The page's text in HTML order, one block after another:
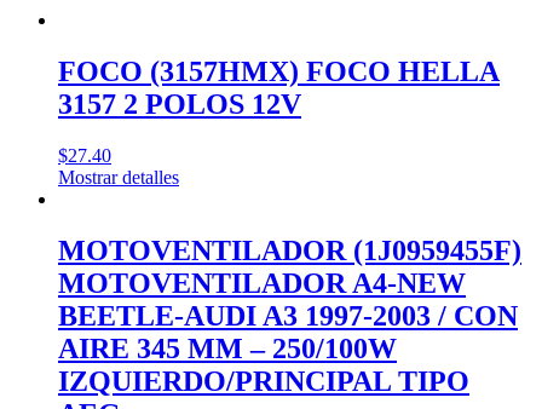
FOCO (3157HMX) FOCO HELLA
3157 2 POLOS 12V
$27.40
Mostrar detalles
MOTOVENTILADOR (1J0959455F)
MOTOVENTILADOR A4-NEW
BEETLE-AUDI A3 1997-2003 / CON
AIRE 345 MM – 250/100W
IZQUIERDO/PRINCIPAL TIPO